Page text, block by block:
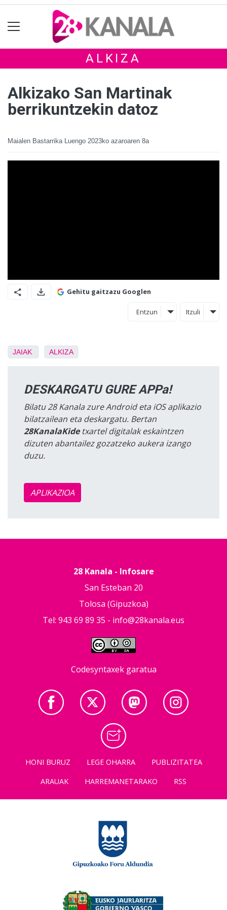
ALKIZA
Alkizako San Martinak
berrikuntzekin datoz
Maialen Bastarrika Luengo 2023ko azaroaren 8a
Gehitu gaitzazu Googlen
Entzun Itzuli
JAIAK ALKIZA
DESKARGATU GURE APPa!
Bilatu 28 Kanala zure Android eta iOS aplikazio
bilatzailean eta deskargatu. Bertan
28KanalaKidetxartel digitalak eskaintzen
dizuten abantailez gozatzeko aukera izango
duzu.
APLIKAZIOA
28 Kanala - Infosare
San Esteban 20
Tolosa (Gipuzkoa)
Tel: 943 69 89 35 - info@28kanala.eus
Codesyntaxek garatua
HONI BURUZ LEGE OHARRA
PUBLIZITATEA
ARAUAK
HARREMANETARAKO RSS